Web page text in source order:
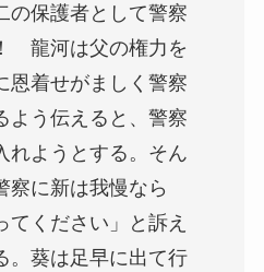
の保護者として警察
龍河は父の権力を
恩着せがましく警察
よう伝えると、警察
れようとする。そん
察に新は我慢なら
てください」と訴え
。葵は足早に出て行